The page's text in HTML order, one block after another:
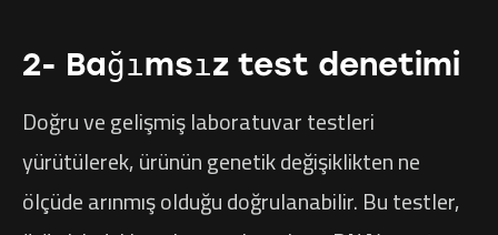
2- Bağımsız test denetimi
Doğru ve gelişmiş laboratuvar testleri
yürütülerek, ürünün genetik değişiklikten ne
ölçüde arınmış olduğu doğrulanabilir. Bu testler,